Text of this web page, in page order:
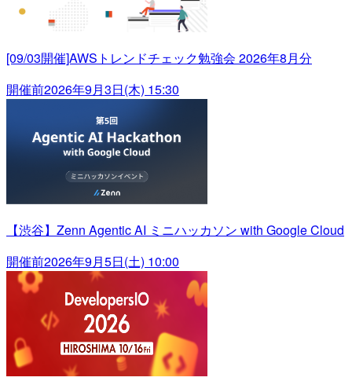
[09/03開催]AWSトレンドチェック勉強会 2026年8月分
開催前2026年9月3日(木) 15:30
【渋谷】Zenn Agentic AI ミニハッカソン with Google Cloud
開催前2026年9月5日(土) 10:00